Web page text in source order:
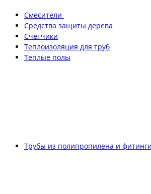
Смесители
Средства защиты дерева
Счетчики
Теплоизоляция для труб
Теплые полы
Трубы из полипропилена и фитинги